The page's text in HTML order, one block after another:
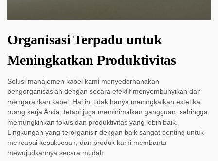
Organisasi Terpadu untuk
Meningkatkan Produktivitas
Solusi manajemen kabel kami menyederhanakan
pengorganisasian dengan secara efektif menyembunyikan dan
mengarahkan kabel. Hal ini tidak hanya meningkatkan estetika
ruang kerja Anda, tetapi juga meminimalkan gangguan, sehingga
memungkinkan fokus dan produktivitas yang lebih baik.
Lingkungan yang terorganisir dengan baik sangat penting untuk
mencapai kesuksesan, dan produk kami membantu
mewujudkannya secara mudah.